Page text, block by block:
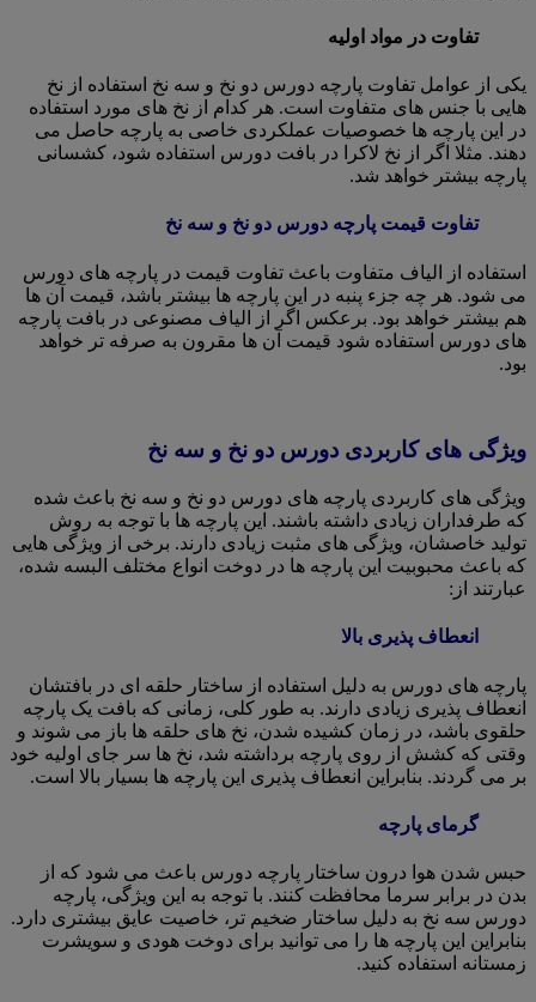
تفاوت در مواد اولیه
یکی از عوامل تفاوت پارچه دورس دو نخ و سه نخ استفاده از نخ
هایی با جنس های متفاوت است. هر کدام از نخ های مورد استفاده
در این پارچه ها خصوصیات عملکردی خاصی به پارچه حاصل می
دهند. مثلا اگر از نخ لاکرا در بافت دورس استفاده شود، کشسانی
پارچه بیشتر خواهد شد.
تفاوت قیمت پارچه دورس دو نخ و سه نخ
استفاده از الیاف متفاوت باعث تفاوت قیمت در پارچه های دورس
می شود. هر چه جزء پنبه در این پارچه ها بیشتر باشد، قیمت آن ها
هم بیشتر خواهد بود. برعکس اگر از الیاف مصنوعی در بافت پارچه
های دورس استفاده شود قیمت آن ها مقرون به صرفه تر خواهد
بود.
ویژگی های کاربردی دورس دو نخ و سه نخ
ویژگی های کاربردی پارچه های دورس دو نخ و سه نخ باعث شده
که طرفداران زیادی داشته باشند. این پارچه ها با توجه به روش
تولید خاصشان، ویژگی های مثبت زیادی دارند. برخی از ویژگی هایی
که باعث محبوبیت این پارچه ها در دوخت انواع مختلف البسه شده،
عبارتند از:
انعطاف پذیری بالا
پارچه های دورس به دلیل استفاده از ساختار حلقه ای در بافتشان
انعطاف پذیری زیادی دارند. به طور کلی، زمانی که بافت یک پارچه
حلقوی باشد، در زمان کشیده شدن، نخ های حلقه ها باز می شوند و
وقتی که کشش از روی پارچه برداشته شد، نخ ها سر جای اولیه خود
بر می گردند. بنابراین انعطاف پذیری این پارچه ها بسیار بالا است.
گرمای پارچه
حبس شدن هوا درون ساختار پارچه دورس باعث می شود که از
بدن در برابر سرما محافظت کنند. با توجه به این ویژگی، پارچه
دورس سه نخ به دلیل ساختار ضخیم تر، خاصیت عایق بیشتری دارد.
بنابراین این پارچه ها را می توانید برای دوخت هودی و سویشرت
زمستانه استفاده کنید.